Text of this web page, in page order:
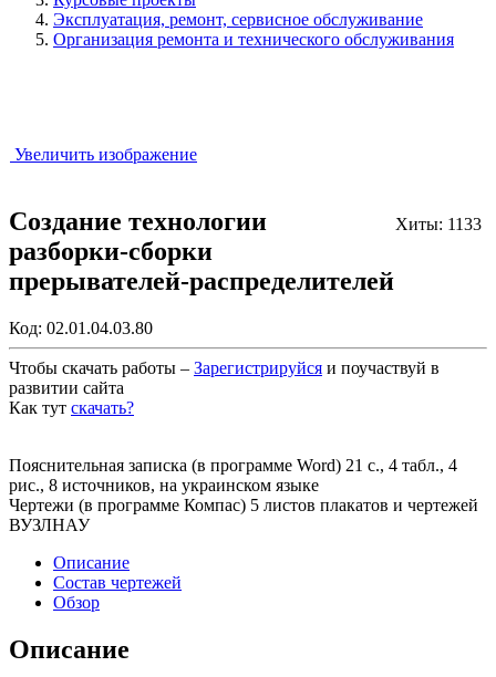
Эксплуатация, ремонт, сервисное обслуживание
Организация ремонта и технического обслуживания
Увеличить изображение
Хиты: 1133
Создание технологии
разборки-сборки
прерывателей-распределителей
Код: 02.01.04.03.80
Чтобы скачать работы – Зарегистрируйся и поучаствуй в
развитии сайта
Как тут скачать?
Пояснительная записка (в программе Word) 21 с., 4 табл., 4
рис., 8 источников, на украинском языке
Чертежи (в программе Компас) 5 листов плакатов и чертежей
ВУЗЛНАУ
Описание
Состав чертежей
Обзор
Описание